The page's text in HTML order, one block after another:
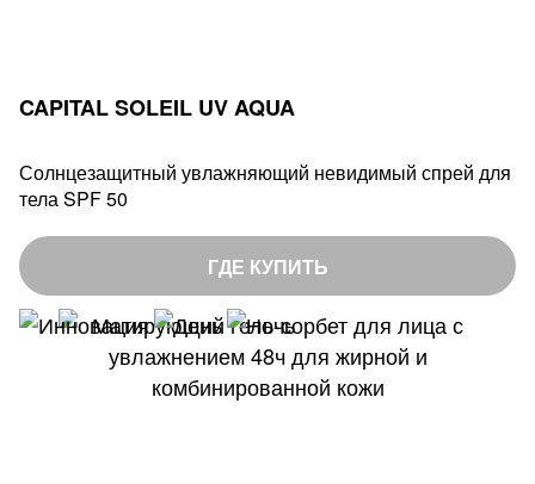
CAPITAL SOLEIL UV AQUA
Солнцезащитный увлажняющий невидимый спрей для
тела SPF 50
ГДЕ КУПИТЬ